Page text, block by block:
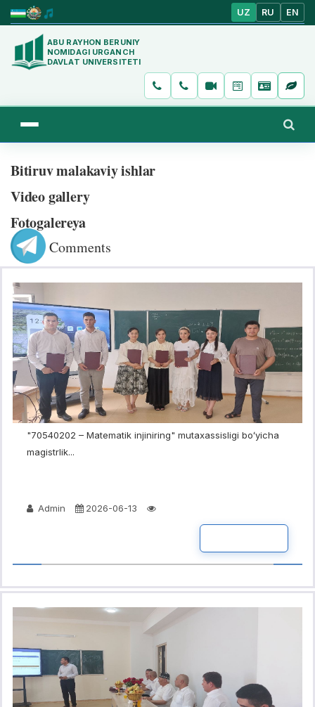
UZ RU EN
ABU RAYHON BERUNIY
NOMIDAGI URGANCH
DAVLAT UNIVERSITETI
Bitiruv malakaviy ishlar
Video gallery
Fotogalereya
Comments
"70540202 – Matematik injiniring" mutaxassisligi boʻyicha
magistrlik...
Admin 2026-06-13